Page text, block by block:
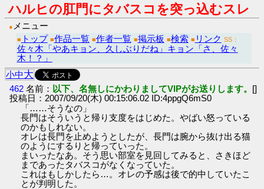
ハルヒの肛門にタバスコを突っ込むスレ
● メニュー
■ トップ ■作品一覧 ■作者一覧 ■掲示板 ■検索 ■ リンク SS：
佐々木「やあキョン、久しぶりだね」キョン「さ、佐々
木！？」
小中大
462 名前： 以下、名無しにかわりましてVIPがお送りします。 []
投稿日：2007/09/20(木) 00:15:06.02 ID:4ppgQ6mS0
「……そうなの」
長門はそういうと帰り支度をはじめた。やばい怒っている
のかもしれない。
オレは長門を止めようとしたが、長門は腕から抜け出る猫
のようにするりと帰っていった。
まいったなあ。そう思い部室を見回してみると、さきほど
まであったタバスコがなくなっていた。
これはもしかしたら…。オレの予感は後で的中していたこ
とが判明した。